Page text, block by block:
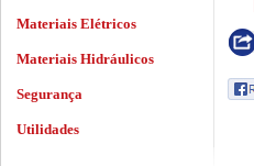
Materiais Elétricos
Materiais Hidráulicos
Segurança
Utilidades